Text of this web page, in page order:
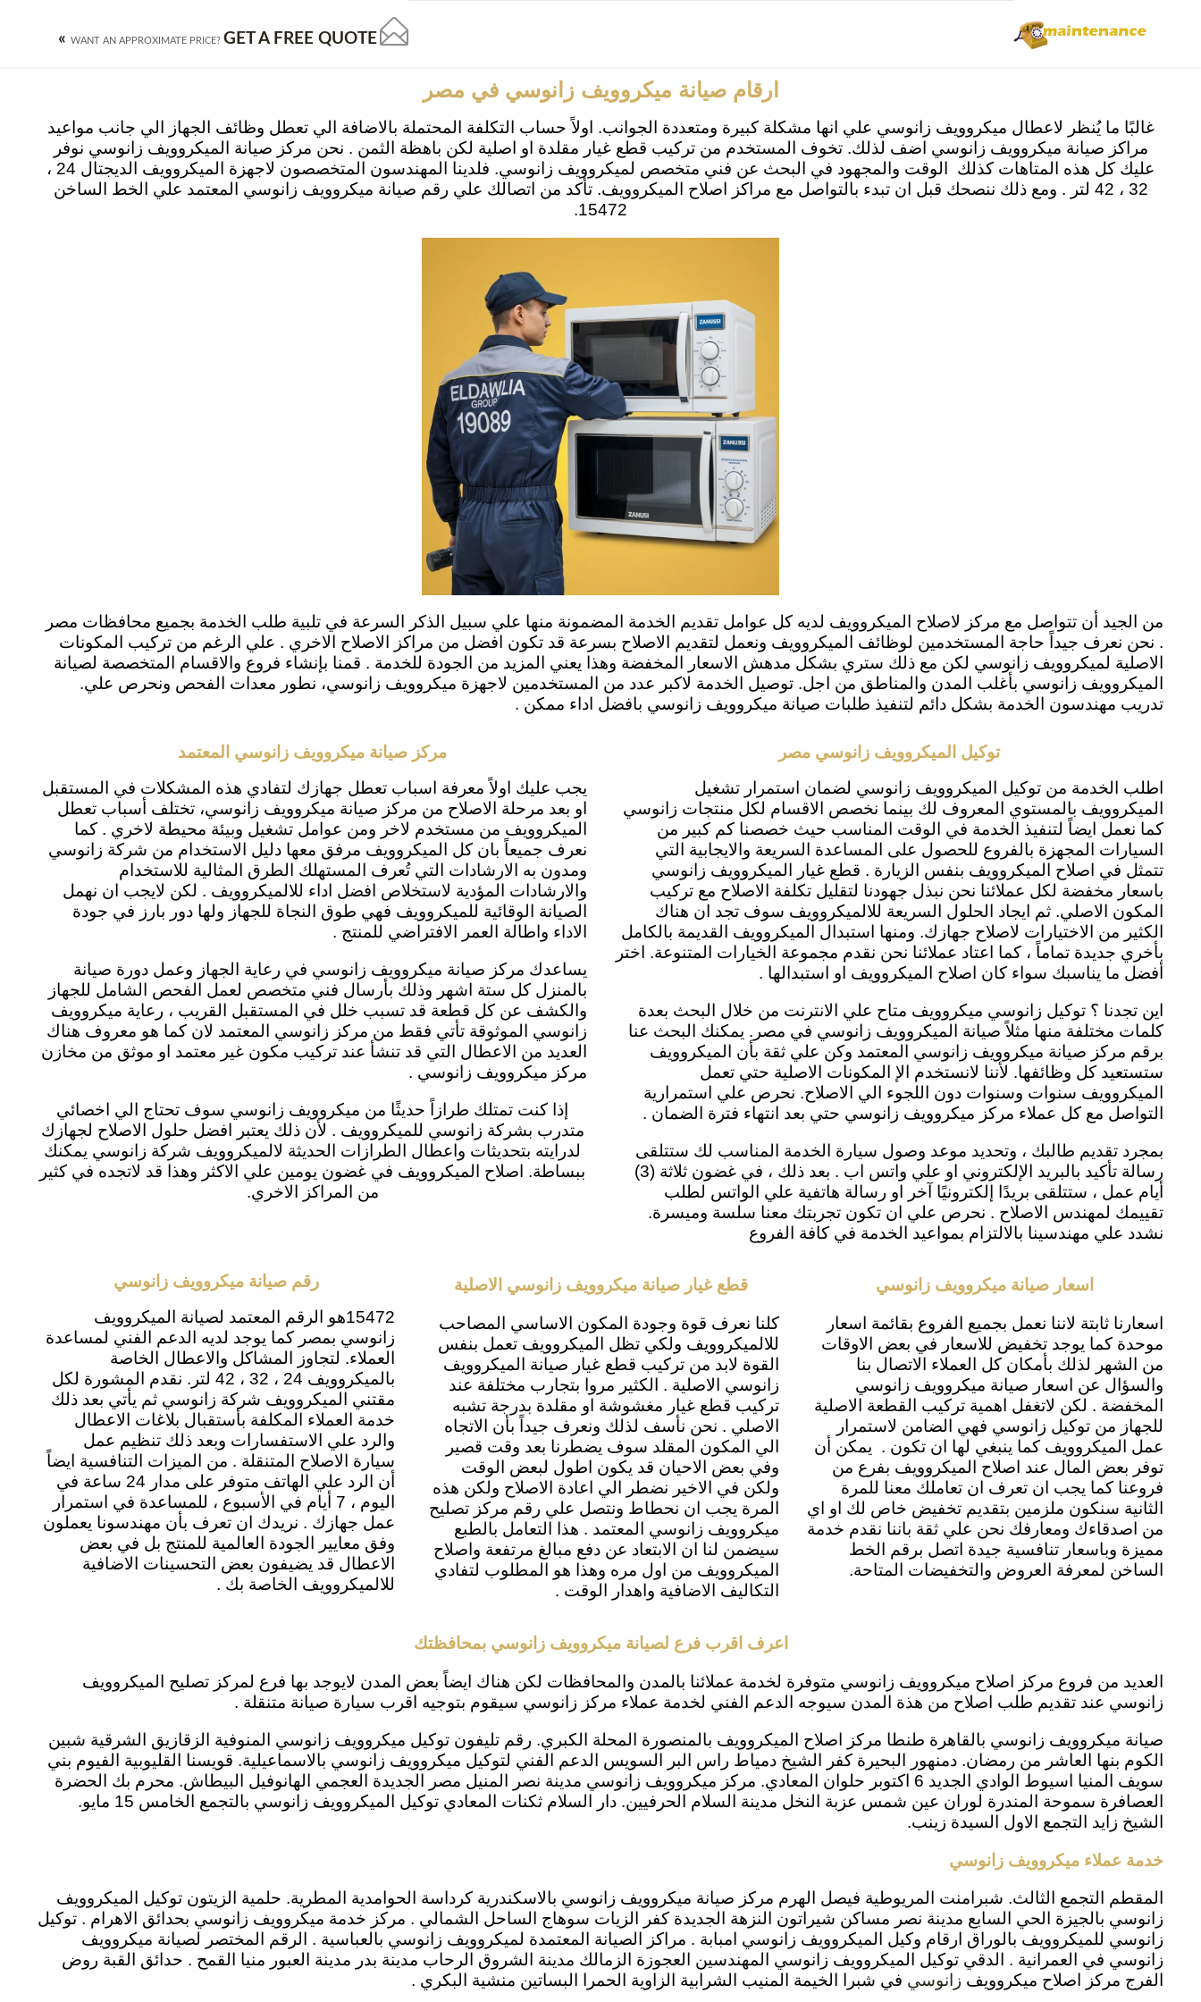
Skip

GET A FREE QUOTE »
ارقام صيانة ميكروويف زانوسي في مصر
غالبًا ما يُنظر لاعطال ميكروويف زانوسي علي انها مشكلة كبيرة ومتعددة الجوانب. اولاً حساب التكلفة المحتملة بالاضافة الي تعطل وظائف الجهاز الي جانب مواعيد
مراكز صيانة ميكروويف زانوسي اضف لذلك. تخوف المستخدم من تركيب قطع غيار مقلدة او اصلية لكن باهظة الثمن . نحن مركز صيانة الميكروويف زانوسي نوفر
عليك كل هذه المتاهات كذلك الوقت والمجهود في البحث عن فني متخصص لميكروويف زانوسي. فلدينا المهندسون المتخصصون لاجهزة الميكروويف الديجتال 24 ،
32 ، 42 لتر . ومع ذلك ننصحك قبل ان تبدء بالتواصل مع مراكز اصلاح الميكروويف. تأكد من اتصالك علي رقم صيانة ميكروويف زانوسي المعتمد علي الخط الساخن
15472.
من الجيد أن تتواصل مع مركز لاصلاح الميكروويف لديه كل عوامل تقديم الخدمة المضمونة منها علي سبيل الذكر السرعة في تلبية طلب الخدمة بجميع محافظات مصر
. نحن نعرف جيداً حاجة المستخدمين لوظائف الميكروويف ونعمل لتقديم الاصلاح بسرعة قد تكون افضل من مراكز الاصلاح الاخري . علي الرغم من تركيب المكونات
الاصلية لميكروويف زانوسي لكن مع ذلك ستري بشكل مدهش الاسعار المخفضة وهذا يعني المزيد من الجودة للخدمة . قمنا بإنشاء فروع والاقسام المتخصصة لصيانة
الميكروويف زانوسي بأغلب المدن والمناطق من اجل. توصيل الخدمة لاكبر عدد من المستخدمين لاجهزة ميكروويف زانوسي، نطور معدات الفحص ونحرص علي.
تدريب مهندسون الخدمة بشكل دائم لتنفيذ طلبات صيانة ميكروويف زانوسي بافضل اداء ممكن .
مركز صيانة ميكروويف زانوسي المعتمد
يجب عليك اولاً معرفة اسباب تعطل جهازك لتفادي هذه المشكلات في المستقبل
او بعد مرحلة الاصلاح من مركز صيانة ميكروويف زانوسي، تختلف أسباب تعطل
الميكروويف من مستخدم لاخر ومن عوامل تشغيل وبيئة محيطة لاخري . كما
نعرف جميعاً بان كل الميكروويف مرفق معها دليل الاستخدام من شركة زانوسي
ومدون به الارشادات التي تُعرف المستهلك الطرق المثالية للاستخدام
والارشادات المؤدية لاستخلاص افضل اداء للالميكروويف . لكن لايجب ان نهمل
الصيانة الوقائية للميكروويف فهي طوق النجاة للجهاز ولها دور بارز في جودة
الاداء واطالة العمر الافتراضي للمنتج .
يساعدك مركز صيانة ميكروويف زانوسي في رعاية الجهاز وعمل دورة صيانة
بالمنزل كل ستة اشهر وذلك بأرسال فني متخصص لعمل الفحص الشامل للجهاز
والكشف عن كل قطعة قد تسبب خلل في المستقبل القريب ، رعاية ميكروويف
زانوسي الموثوقة تأتي فقط من مركز زانوسي المعتمد لان كما هو معروف هناك
العديد من الاعطال التي قد تنشأ عند تركيب مكون غير معتمد او موثق من مخازن
مركز ميكروويف زانوسي .
إذا كنت تمتلك طرازاً حديثًا من ميكروويف زانوسي سوف تحتاج الي اخصائي
متدرب بشركة زانوسي للميكروويف . لأن ذلك يعتبر افضل حلول الاصلاح لجهازك
لدرايته بتحديثات واعطال الطرازات الحديثة لالميكروويف شركة زانوسي يمكنك
ببساطة. اصلاح الميكروويف في غضون يومين علي الاكثر وهذا قد لاتجده في كثير
من المراكز الاخري.
توكيل الميكروويف زانوسي مصر
اطلب الخدمة من توكيل الميكروويف زانوسي لضمان استمرار تشغيل
الميكروويف بالمستوي المعروف لك بينما نخصص الاقسام لكل منتجات زانوسي
كما نعمل ايضاً لتنفيذ الخدمة في الوقت المناسب حيث خصصنا كم كبير من
السيارات المجهزة بالفروع للحصول على المساعدة السريعة والايجابية التي
تتمثل في اصلاح الميكروويف بنفس الزيارة . قطع غيار الميكروويف زانوسي
باسعار مخفضة لكل عملائنا نحن نبذل جهودنا لتقليل تكلفة الاصلاح مع تركيب
المكون الاصلي. ثم ايجاد الحلول السريعة للالميكروويف سوف تجد ان هناك
الكثير من الاختيارات لاصلاح جهازك. ومنها استبدال الميكروويف القديمة بالكامل
بأخري جديدة تماماً ، كما اعتاد عملائنا نحن نقدم مجموعة الخيارات المتنوعة. اختر
أفضل ما يناسبك سواء كان اصلاح الميكروويف او استبدالها .
اين تجدنا ؟ توكيل زانوسي ميكروويف متاح علي الانترنت من خلال البحث بعدة
كلمات مختلفة منها مثلاً صيانة الميكروويف زانوسي في مصر. يمكنك البحث عنا
برقم مركز صيانة ميكروويف زانوسي المعتمد وكن علي ثقة بأن الميكروويف
ستستعيد كل وظائفها. لأننا لانستخدم الإ المكونات الاصلية حتي تعمل
الميكروويف سنوات وسنوات دون اللجوء الي الاصلاح. نحرص علي استمرارية
التواصل مع كل عملاء مركز ميكروويف زانوسي حتي بعد انتهاء فترة الضمان .
بمجرد تقديم طالبك ، وتحديد موعد وصول سيارة الخدمة المناسب لك ستتلقى
رسالة تأكيد بالبريد الإلكتروني او علي واتس اب .
بعد ذلك ، في غضون ثلاثة (3)
أيام عمل ، ستتلقى بريدًا إلكترونيًا آخر او رسالة هاتفية علي الواتس لطلب
تقييمك لمهندس الاصلاح . نحرص علي ان تكون تجربتك معنا سلسة وميسرة.
نشدد علي مهندسينا بالالتزام بمواعيد الخدمة في كافة الفروع
رقم صيانة ميكروويف زانوسي
15472هو الرقم المعتمد لصيانة الميكروويف
زانوسي بمصر كما يوجد لديه الدعم الفني لمساعدة
العملاء. لتجاوز المشاكل والاعطال الخاصة
بالميكروويف 24 ، 32 ، 42 لتر. نقدم المشورة لكل
مقتني الميكروويف شركة زانوسي ثم يأتي بعد ذلك
خدمة العملاء المكلفة بأستقبال بلاغات الاعطال
والرد علي الاستفسارات وبعد ذلك تنظيم عمل
سيارة الاصلاح المتنقلة . من الميزات التنافسية ايضاً
أن الرد علي الهاتف متوفر على مدار 24 ساعة في
اليوم ، 7 أيام في الأسبوع ، للمساعدة في استمرار
عمل جهازك . نريدك ان تعرف بأن مهندسونا يعملون
وفق معايير الجودة العالمية للمنتج بل في بعض
الاعطال قد يضيفون بعض التحسينات الاضافية
للالميكروويف الخاصة بك .
قطع غيارصيانة ميكروويف زانوسي الاصلية
كلنا نعرف قوة وجودة المكون الاساسي المصاحب
للالميكروويف ولكي تظل الميكروويف تعمل بنفس
القوة لابد من تركيب قطع غيار صيانة الميكروويف
زانوسي الاصلية . الكثير مروا بتجارب مختلفة عند
تركيب قطع غيار مغشوشة او مقلدة بدرجة تشبه
الاصلي . نحن نأسف لذلك ونعرف جيداً بأن الاتجاه
الي المكون المقلد سوف يضطرنا بعد وقت قصير
وفي بعض الاحيان قد يكون اطول لبعض الوقت
ولكن في الاخير نضطر الي اعادة الاصلاح ولكن هذه
المرة يجب ان نحطاط ونتصل علي رقم مركز تصليح
ميكروويف زانوسي المعتمد . هذا التعامل بالطبع
سيضمن لنا ان الابتعاد عن دفع مبالغ مرتفعة واصلاح
الميكروويف من اول مره وهذا هو المطلوب لتفادي
التكاليف الاضافية واهدار الوقت .
اسعار صيانة ميكروويف زانوسي
اسعارنا ثابتة لاننا نعمل بجميع الفروع بقائمة اسعار
موحدة كما يوجد تخفيض للاسعار في بعض الاوقات
من الشهر لذلك بأمكان كل العملاء الاتصال بنا
والسؤال عن اسعار صيانة ميكروويف زانوسي
المخفضة . لكن لاتغفل اهمية تركيب القطعة الاصلية
للجهاز من توكيل زانوسي فهي الضامن لاستمرار
عمل الميكروويف كما ينبغي لها ان تكون . يمكن أن
توفر بعض المال عند اصلاح الميكروويف بفرع من
فروعنا كما يجب ان تعرف ان تعاملك معنا للمرة
الثانية سنكون ملزمين بتقديم تخفيض خاص لك او اي
من اصدقاءك ومعارفك نحن علي ثقة باننا نقدم خدمة
مميزة وباسعار تنافسية جيدة اتصل برقم الخط
الساخن لمعرفة العروض والتخفيضات المتاحة.
اعرف اقرب فرع لصيانة ميكروويف زانوسي بمحافظتك
العديد من فروع مركز اصلاح ميكروويف زانوسي متوفرة لخدمة عملائنا بالمدن والمحافظات لكن هناك ايضاً بعض المدن لايوجد بها فرع لمركز تصليح الميكروويف
زانوسي عند تقديم طلب اصلاح من هذة المدن سيوجه الدعم الفني لخدمة عملاء مركز زانوسي سيقوم بتوجيه اقرب سيارة صيانة متنقلة .
صيانة ميكروويف زانوسي بالقاهرة طنطا مركز اصلاح الميكروويف بالمنصورة المحلة الكبري. رقم تليفون توكيل ميكروويف زانوسي المنوفية الزقازيق الشرقية شبين
الكوم بنها العاشر من رمضان. دمنهور البحيرة كفر الشيخ دمياط راس البر السويس الدعم الفني لتوكيل ميكروويف زانوسي بالاسماعيلية. قويسنا القليوبية الفيوم بني
سويف المنيا اسيوط الوادي الجديد 6 اكتوبر حلوان المعادي. مركز ميكروويف زانوسي مدينة نصر المنيل مصر الجديدة العجمي الهانوفيل البيطاش. محرم بك الحضرة
العصافرة سموحة المندرة لوران عين شمس عزبة النخل مدينة السلام الحرفيين. دار السلام ثكنات المعادي توكيل الميكروويف زانوسي بالتجمع الخامس 15 مايو.
الشيخ زايد التجمع الاول السيدة زينب.
خدمة عملاء ميكروويف زانوسي
المقطم التجمع الثالث. شبرامنت المريوطية فيصل الهرم مركز صيانة ميكروويف زانوسي بالاسكندرية كرداسة الحوامدية المطرية. حلمية الزيتون توكيل الميكروويف
زانوسي بالجيزة الحي السابع مدينة نصر مساكن شيراتون النزهة الجديدة كفر الزيات سوهاج الساحل الشمالي . مركز خدمة ميكروويف زانوسي بحدائق الاهرام . توكيل
زانوسي للميكروويف بالوراق ارقام وكيل الميكروويف زانوسي امبابة . مراكز الصيانة المعتمدة لميكروويف زانوسي بالعباسية . الرقم المختصر لصيانة ميكروويف
زانوسي في العمرانية . الدقي توكيل الميكروويف زانوسي المهندسين العجوزة الزمالك مدينة الشروق الرحاب مدينة بدر مدينة العبور منيا القمح . حدائق القبة روض
الفرج مركز اصلاح ميكروويف زانوسي في شبرا الخيمة المنيب الشرابية الزاوية الحمرا البساتين منشية البكري .
توكيل زانوسي القاهرة اصلاح زانوسي بالمنصورة تصليح زانوسي بالمنوفية